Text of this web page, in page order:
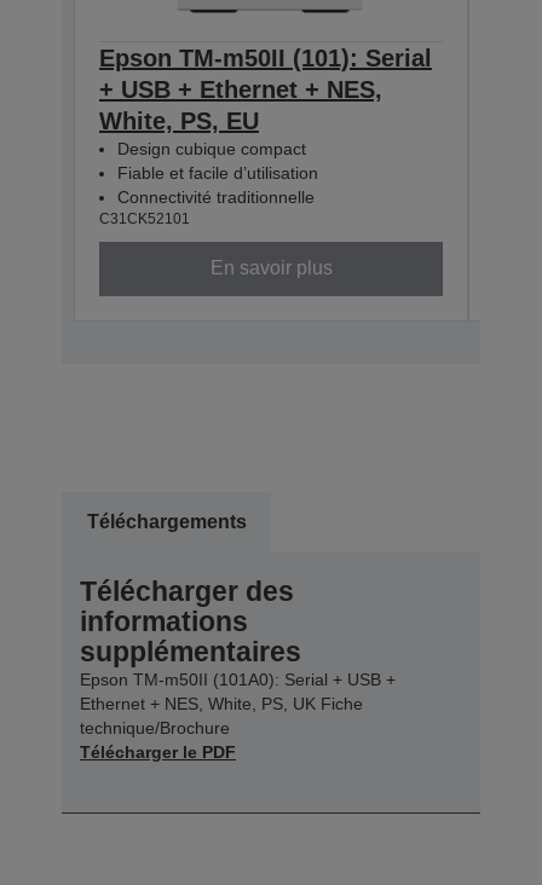
Epson TM-m50II (101): Serial
+ USB + Ethernet + NES,
White, PS, EU
Design cubique compact
Fiable et facile d’utilisation
Connectivité traditionnelle
C31CK52101
En savoir plus
Téléchargements
Télécharger des
informations
supplémentaires
Epson TM-m50II (101A0): Serial + USB +
Ethernet + NES, White, PS, UK Fiche
technique/Brochure
Télécharger le PDF